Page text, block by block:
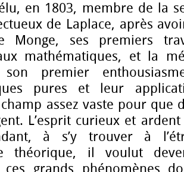
en 1803, membre de la
de Laplace, après
Monge, ses premiers
mathématiques, et la
premier
pures et leur
assez vaste pour que
L’esprit curieux et
à s’y trouver à
théorique, il voulut